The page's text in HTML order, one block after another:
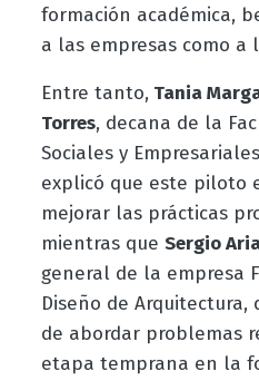
formación académica,
a las empresas como a
Entre tanto, Tania
Torres, decana de la
Sociales y
explicó que este piloto
mejorar las prácticas
mientras que Sergio
general de la empresa
Diseño de
de abordar problemas
etapa temprana en la